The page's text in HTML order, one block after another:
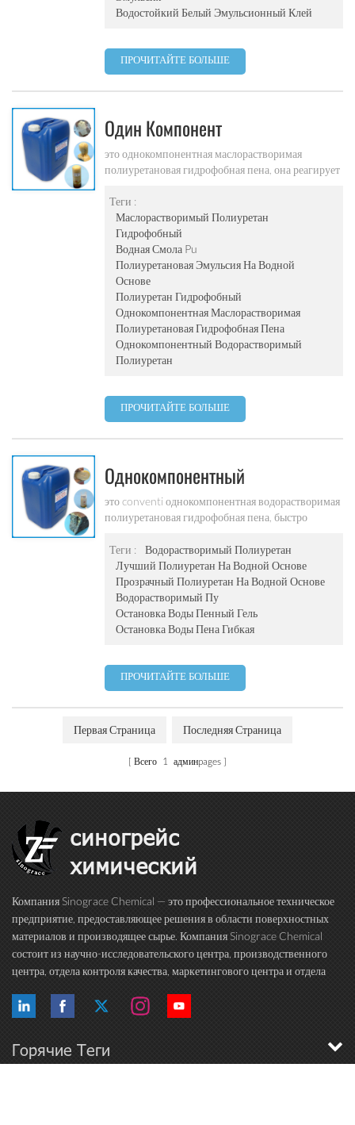
Водостойкий Белый Эмульсионный Клей
ПРОЧИТАЙТЕ БОЛЬШЕ
Один Компонент
Маслорастворимой
Полиуретановой Гидрофобной
Пены Pu-111
это однокомпонентная маслорастворимая
полиуретановая гидрофобная пена, она реагирует
растворяется в воде. не только используется для
водонепроницаемости, но также и для усиления
арматуры. он широко используется в подземных
туннелях, водном хозяйстве и
гидроэлектроэнергии, подвальной стоянке,
канализации и т. д. для водонепроницаемых
закупоривающих и армирующих проектов.
Теги :
Маслорастворимый Полиуретан
Гидрофобный
Водная Смола Pu
Полиуретановая Эмульсия На Водной
Основе
Полиуретан Гидрофобный
Однокомпонентная Маслорастворимая
Полиуретановая Гидрофобная Пена
Однокомпонентный Водорастворимый
Полиуретан
ПРОЧИТАЙТЕ БОЛЬШЕ
Однокомпонентный
Гидрофильный
Водорастворимый
Полиуретановый Пеногаситель /
Flex Pu-110
это conventi однокомпонентная водорастворимая
полиуретановая гидрофобная пена, быстро
расширение для герметизации трещины. после
реакции с водой с образованием молочно-белого
эластичного геля с превосходными
характеристиками быстрой скорости, высокой
прочности и небольшой усадкой, прочной
проницаемостью и т. д., широко используемым в
т. д.
Теги :
Водорастворимый Полиуретан
Лучший Полиуретан На Водной Основе
Прозрачный Полиуретан На Водной Основе
Водорастворимый Пу
Остановка Воды Пенный Гель
Остановка Воды Пена Гибкая
ПРОЧИТАЙТЕ БОЛЬШЕ
Первая Страница Последняя Страница
Всего 1 админpages
синогрейс
химический
Компания Sinograce Chemical — это профессиональное техническое
предприятие, предоставляющее решения в области поверхностных
материалов и производящее сырье. Компания Sinograce Chemical
состоит из научно-исследовательского центра, производственного
центра, отдела контроля качества, маркетингового центра и отдела
исследованиям в области высокока...
Горячие Теги